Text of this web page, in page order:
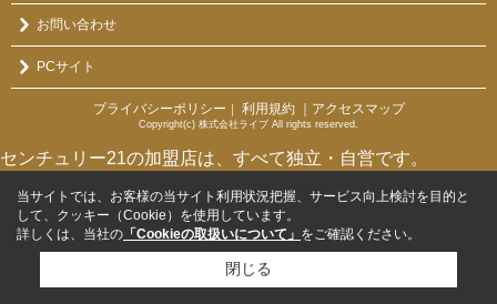
お問い合わせ
PCサイト
プライバシーポリシー ｜ 利用規約 ｜アクセスマップ
Copyright(c) 株式会社ライブ All rights reserved.
センチュリー21の加盟店は、すべて独立・自営です。
当サイトでは、お客様の当サイト利用状況把握、サービス向上検討を目的と
して、クッキー（Cookie）を使用しています。
詳しくは、当社の 「Cookieの取扱いについて」 をご確認ください。
閉じる